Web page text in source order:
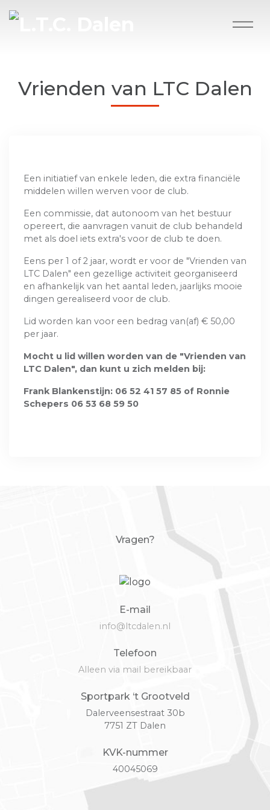
Vrienden van LTC Dalen
Een initiatief van enkele leden, die extra financiële
middelen willen werven voor de club.
Een commissie, dat autonoom van het bestuur
opereert, die aanvragen vanuit de club behandeld
met als doel iets extra's voor de club te doen.
Eens per 1 of 2 jaar, wordt er voor de "Vrienden van
LTC Dalen" een gezellige activiteit georganiseerd
en afhankelijk van het aantal leden, jaarlijks mooie
dingen gerealiseerd voor de club.
Lid worden kan voor een bedrag van(af) € 50,00
per jaar.
Mocht u lid willen worden van de "Vrienden van
LTC Dalen", dan kunt u zich melden bij:
Frank Blankenstijn: 06 52 41 57 85 of Ronnie
Schepers 06 53 68 59 50
Vragen?
E-mail
info@ltcdalen.nl
Telefoon
Alleen via mail bereikbaar
Sportpark ‘t Grootveld
Dalerveensestraat 30b
7751 ZT Dalen
KVK-nummer
40045069